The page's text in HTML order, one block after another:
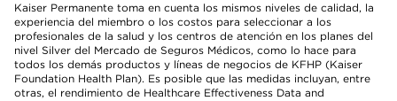
Kaiser Permanente toma en cuenta los mismos niveles de calidad, la
experiencia del miembro o los costos para seleccionar a los
profesionales de la salud y los centros de atención en los planes del
nivel Silver del Mercado de Seguros Médicos, como lo hace para
todos los demás productos y líneas de negocios de KFHP (Kaiser
Foundation Health Plan). Es posible que las medidas incluyan, entre
otras, el rendimiento de Healthcare Effectiveness Data and